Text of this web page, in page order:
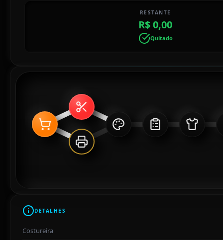
RESTANTE
R$ 0,00
Quitado
DETALHES
Costureira